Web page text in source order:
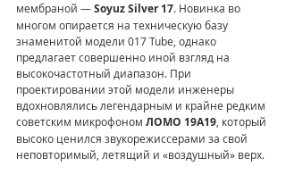
мембраной — Soyuz Silver 17. Новинка во
многом опирается на техническую базу
знаменитой модели 017 Tube, однако
предлагает совершенно иной взгляд на
высокочастотный диапазон. При
проектировании этой модели инженеры
вдохновлялись легендарным и крайне редким
советским микрофоном ЛОМО 19А19 , который
высоко ценился звукорежиссерами за свой
неповторимый, летящий и «воздушный» верх.